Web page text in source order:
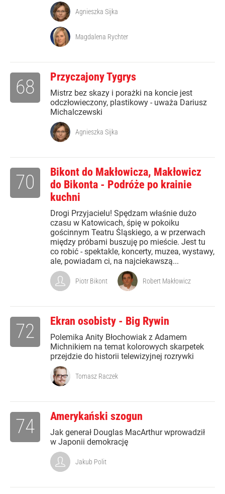
Agnieszka Sijka
Magdalena Rychter
Przyczajony Tygrys
Mistrz bez skazy i porażki na koncie jest
odczłowieczony, plastikowy - uważa Dariusz
Michalczewski
68
Agnieszka Sijka
Bikont do Makłowicza, Makłowicz
do Bikonta - Podróże po krainie
kuchni
Drogi Przyjacielu! Spędzam właśnie dużo
czasu w Katowicach, śpię w pokoiku
gościnnym Teatru Śląskiego, a w przerwach
między próbami buszuję po mieście. Jest tu
co robić - spektakle, koncerty, muzea, wystawy,
ale, powiadam ci, na najciekawszą...
70
Piotr Bikont Robert Makłowicz
Ekran osobisty - Big Rywin
Polemika Anity Błochowiak z Adamem
Michnikiem na temat kolorowych skarpetek
przejdzie do historii telewizyjnej rozrywki
72
Tomasz Raczek
Amerykański szogun
Jak generał Douglas MacArthur wprowadził
w Japonii demokrację
74
Jakub Polit